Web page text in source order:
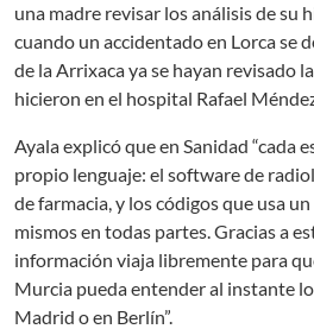
una madre revisar los análisis de su
cuando un accidentado en Lorca se
de la Arrixaca ya se hayan revisado
hicieron en el hospital Rafael
Ayala explicó que en Sanidad “cada
propio lenguaje: el software de
de farmacia, y los códigos que usa
mismos en todas partes. Gracias a
información viaja libremente para
Murcia pueda entender al instante
Madrid o en Berlín”.